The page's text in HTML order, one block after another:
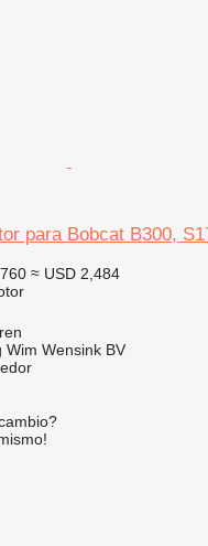
para Bobcat B300,
≈ USD 2,484
Wensink BV